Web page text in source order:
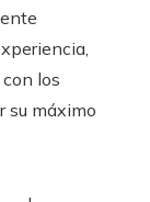
los
su máximo